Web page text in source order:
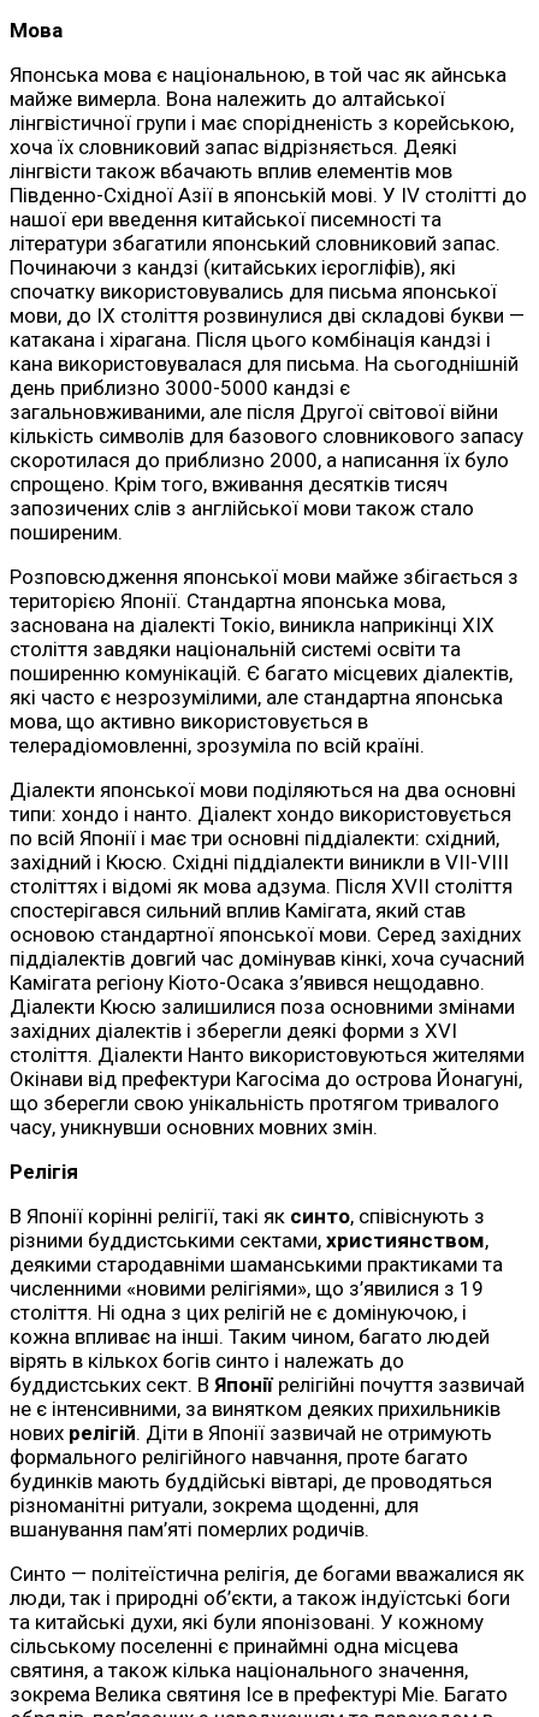
Мова
Японська мова є національною, в той час як айнська
майже вимерла. Вона належить до алтайської
лінгвістичної групи і має спорідненість з корейською,
хоча їх словниковий запас відрізняється. Деякі
лінгвісти також вбачають вплив елементів мов
Південно-Східної Азії в японській мові. У IV столітті до
нашої ери введення китайської писемності та
літератури збагатили японський словниковий запас.
Починаючи з кандзі (китайських ієрогліфів), які
спочатку використовувались для письма японської
мови, до IX століття розвинулися дві складові букви —
катакана і хірагана. Після цього комбінація кандзі і
кана використовувалася для письма. На сьогоднішній
день приблизно 3000-5000 кандзі є
загальновживаними, але після Другої світової війни
кількість символів для базового словникового запасу
скоротилася до приблизно 2000, а написання їх було
спрощено. Крім того, вживання десятків тисяч
запозичених слів з англійської мови також стало
поширеним.
Розповсюдження японської мови майже збігається з
територією Японії. Стандартна японська мова,
заснована на діалекті Токіо, виникла наприкінці XIX
століття завдяки національній системі освіти та
поширенню комунікацій. Є багато місцевих діалектів,
які часто є незрозумілими, але стандартна японська
мова, що активно використовується в
телерадіомовленні, зрозуміла по всій країні.
Діалекти японської мови поділяються на два основні
типи: хондо і нанто. Діалект хондо використовується
по всій Японії і має три основні піддіалекти: східний,
західний і Кюсю. Східні піддіалекти виникли в VII-VIII
століттях і відомі як мова адзума. Після XVII століття
спостерігався сильний вплив Камігата, який став
основою стандартної японської мови. Серед західних
піддіалектів довгий час домінував кінкі, хоча сучасний
Камігата регіону Кіото-Осака з’явився нещодавно.
Діалекти Кюсю залишилися поза основними змінами
західних діалектів і зберегли деякі форми з XVI
століття. Діалекти Нанто використовуються жителями
Окінави від префектури Кагосіма до острова Йонагуні,
що зберегли свою унікальність протягом тривалого
часу, уникнувши основних мовних змін.
Релігія
В Японії корінні релігії, такі як синто, співіснують з
різними буддистськими сектами, християнством,
деякими стародавніми шаманськими практиками та
численними «новими релігіями», що з’явилися з 19
століття. Ні одна з цих релігій не є домінуючою, і
кожна впливає на інші. Таким чином, багато людей
вірять в кількох богів синто і належать до
буддистських сект. В Японіїрелігійні почуття зазвичай
не є інтенсивними, за винятком деяких прихильників
нових релігій. Діти в Японії зазвичай не отримують
формального релігійного навчання, проте багато
будинків мають буддійські вівтарі, де проводяться
різноманітні ритуали, зокрема щоденні, для
вшанування пам’яті померлих родичів.
Синто — політеїстична релігія, де богами вважалися як
люди, так і природні об’єкти, а також індуїстські боги
та китайські духи, які були японізовані. У кожному
сільському поселенні є принаймні одна місцева
святиня, а також кілька національного значення,
зокрема Велика святиня Ісе в префектурі Міе. Багато